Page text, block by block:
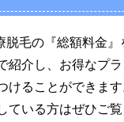
脱毛の『総額料金』
紹介し、お得なプ
けることができま
ている方はぜひご覧